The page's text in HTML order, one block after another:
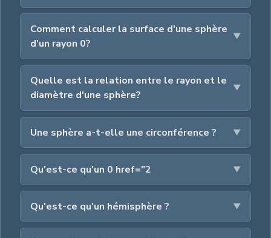
Comment calculer la surface d'une sphère
d'un rayon 0?
Quelle est la relation entre le rayon et le
diamètre d'une sphère?
Une sphère a-t-elle une circonférence ?
Qu'est-ce qu'un 0 href="2
Qu'est-ce qu'un hémisphère ?